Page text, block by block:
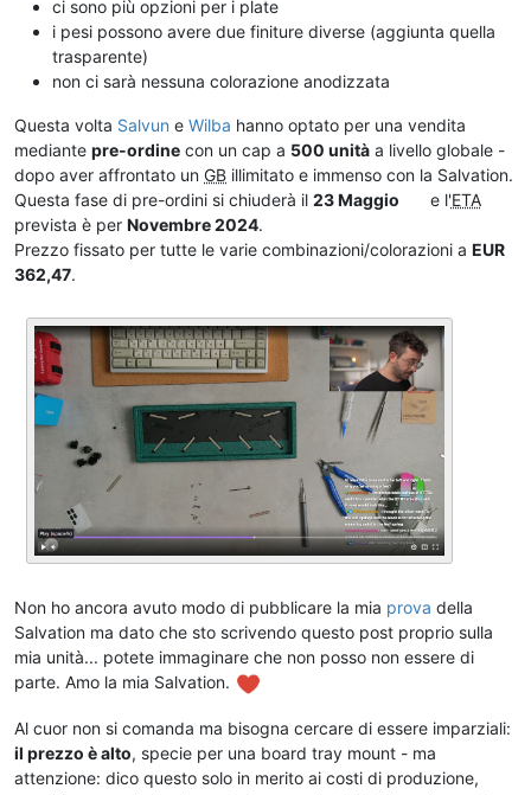
ci sono più opzioni per i plate
i pesi possono avere due finiture diverse (aggiunta quella
trasparente)
non ci sarà nessuna colorazione anodizzata
Questa volta Salvun e Wilba hanno optato per una vendita
mediante pre-ordine con un cap a 500 unità a livello globale -
dopo aver affrontato un GB illimitato e immenso con la Salvation.
Questa fase di pre-ordini si chiuderà il 23 Maggio e l'ETA
prevista è per Novembre 2024.
Prezzo fissato per tutte le varie combinazioni/colorazioni a EUR
362,47.
Non ho ancora avuto modo di pubblicare la mia prova della
Salvation ma dato che sto scrivendo questo post proprio sulla
mia unità... potete immaginare che non posso non essere di
parte. Amo la mia Salvation.
Al cuor non si comanda ma bisogna cercare di essere imparziali:
il prezzo è alto, specie per una board tray mount - ma
attenzione: dico questo solo in merito ai costi di produzione,